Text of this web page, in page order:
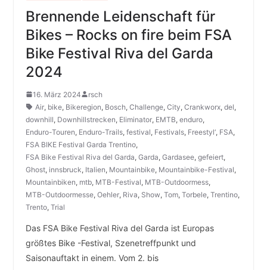
Brennende Leidenschaft für
Bikes – Rocks on fire beim FSA
Bike Festival Riva del Garda
2024
16. März 2024
rsch
Air, bike, Bikeregion, Bosch, Challenge, City, Crankworx, del,
downhill, Downhillstrecken, Eliminator, EMTB, enduro,
Enduro-Touren, Enduro-Trails, festival, Festivals, Freestyl‘, FSA,
FSA BIKE Festival Garda Trentino,
FSA Bike Festival Riva del Garda, Garda, Gardasee, gefeiert,
Ghost, innsbruck, Italien, Mountainbike, Mountainbike-Festival,
Mountainbiken, mtb, MTB-Festival, MTB-Outdoormess,
MTB-Outdoormesse, Oehler, Riva, Show, Tom, Torbele, Trentino,
Trento, Trial
Das FSA Bike Festival Riva del Garda ist Europas
größtes Bike -Festival, Szenetreffpunkt und
Saisonauftakt in einem. Vom 2. bis